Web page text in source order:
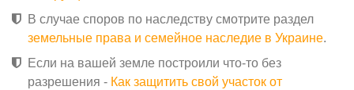
В случае споров по наследству смотрите раздел
земельные права и семейное наследие в Украине.
Если на вашей земле построили что-то без
разрешения - Как защитить свой участок от